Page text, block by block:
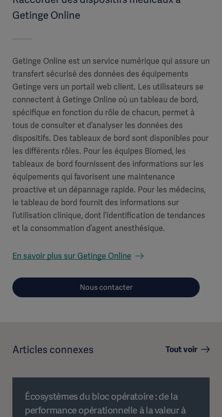
Getinge Online
Getinge Online est un service numérique qui assure un
transfert sécurisé des données des équipements
Getinge vers un portail web client. Les utilisateurs se
connectent à Getinge Online où un tableau de bord,
spécifique en fonction du rôle de chacun, permet à
tous de consulter et d’analyser les données des
dispositifs. Des tableaux de bord sont disponibles pour
les différents rôles. Pour les équipes Biomed, les
tableaux de bord fournissent des informations sur les
équipements qui favorisent une maintenance
proactive et un dépannage rapide. Pour les médecins,
le tableau de bord fournit des informations sur
l’utilisation clinique, dont l’identification de tendances
et la consommation d’agent anesthésique.
En savoir plus sur Getinge Online
Nous contacter
Articles connexes Tout voir
Écosystèmes du bloc opératoire : de la
performance opérationnelle à la valeur à